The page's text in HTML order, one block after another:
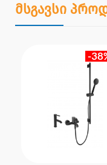
მსგავსი
-